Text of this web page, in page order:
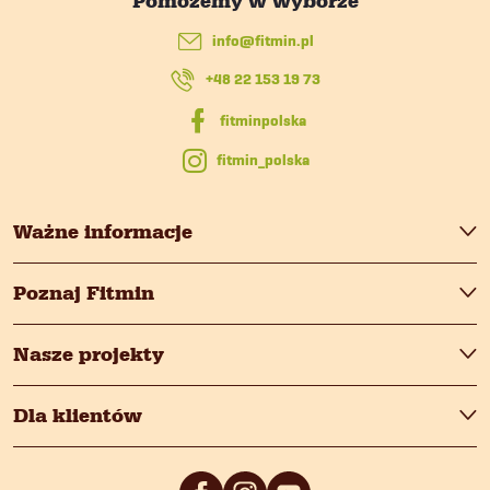
y
Ważne informacje
Poznaj Fitmin
Nasze projekty
Dla klientów
info@fitmin.pl
+48 22 153 19 73
fitmin_polska